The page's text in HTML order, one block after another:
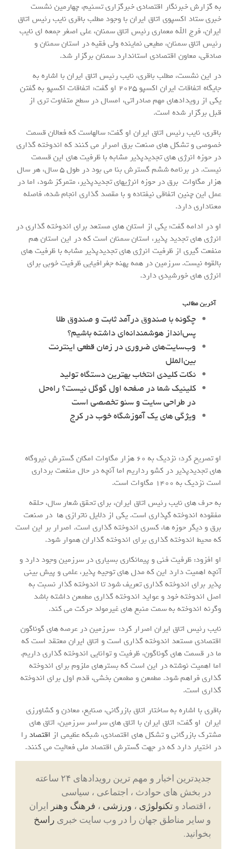
به گزارش خبرنگار اقتصادی خبرگزاری تسنیم، چهارمین نشست
خبری ستاد اکسپوی اتاق ایران با وجود مطلب باقری نایب رئیس اتاق
ایران، فرج الله معماری رئیس اتاق سمنان، علی اصغر جمعه ای نایب
رئیس اتاق سمنان، مطیعی نماینده ولی فقیه در استان سمنان و
صادقی، معاون اقتصادی استاندارد سمنان برگزار شد.
در این نشست، مطلب باقری، نایب رئیس اتاق ایران با اشاره به
جایگاه اتفاقات ایران اکسپو 2025 او گفت: اتفاقات اکسپو به گفتن
یکی از رویدادهای مهم صادراتی، امسال در سطح متفاوت تری از
قبل برگزار شده است.
باقری، نایب رئیس اتاق ایران او گفت: سالهاست که فعالان قسمت
خصوصی و تشکل های صنعت برق اصرار می کنند که اندوخته گذاری
در حوزه انرژی های تجدیدپذیر مشابه با ظرفیت های این قسمت
نیست. در برنامه ششم گسترش بنا می بود در طول 5 سال، هر سال
هزار مگاوات برق در حوزه انرژیهای تجدیدپذیر، متمرکز شود، اما در
عمل این چنین اتفاقی نیفتاده و با مقصد گذاری انجام شده، فاصله
معناداری دارد.
او در ادامه گفت: یکی از استان های مستعد برای اندوخته گذاری در
انرژی های تجدید پذیر، استان سمنان است که در این استان هم
منفعت گیری از ظرفیت انرژی های تجدیدپذیر مشابه با ظرفیت های
بالقوه نیست. سرزمین در همه پهنه جغرافیایی ظرفیت خوبی برای
انرژی های خورشیدی دارد.
آخرین مطالب
چگونه با صندوق درآمد ثابت و صندوق طلا
پس‌انداز هوشمندانه‌ای داشته باشیم؟
وب‌سایت‌های ضروری در زمان قطعی اینترنت
بین‌الملل
نکات کلیدی انتخاب بهترین دستگاه تولید
کلینیک شما در صفحه اول گوگل نیست؟ راه‌حل
در طراحی سایت و سئو تخصصی است
ویژگی های یک آموزشگاه خوب در کرج
او تصریح کرد: نزدیک به 60 هزار مگاوات امکان گسترش نیروگاه
های تجدیدپذیر در کشو رداریم اما آنچه در حال منفعت برداری
است نزدیک به 1400 مگاوات است.
به حرف های نایب رئیس اتاق ایران، برای تحقق شعار سال، حلقه
مفقوده اندوخته گپذاری است. یکی از دلایل ناترازی ها در صنعت
برق و دیگر حوزه ها، کسری اندوخته گذاری است. اصرار بر این است
که محیط اندوخته گذاری برای اندوخته گذاران هموار شود.
او افزود: ظرفیت فنی و پیمانکاری بسیاری در سرزمین وجود دارد و
آنچه اهمیت دارد این که مدل های توجیه پذیر، علمی و پیش بینی
پذیر برای اندوخته گذاری تعریف شود تا اندوخته گذار نسبت به
اصل اندوخته خود و عواید اندوخته گذاری مطمعن داشته باشد
وگرنه اندوخته به سمت منبع های غیرمولد حرکت می کند.
نایب رئیس اتاق ایران اصرار کرد: سرزمین در عرصه های گوناگون
اقتصادی مستعد اندوخته گذاری است و اتاق ایران معتقد است که
ما در قسمت های گوناگون، ظرفیت و توانایی اندوخته گذاری داریم.
اما اهمیت نوشته در این است که بسترهای ملزوم برای اندوخته
گذاری فراهم شود. مطمعن و مطمعن بخشی، قدم اول برای اندوخته
گذاری است.
باقری با اشاره به ساختار اتاق بازرگانی، صنایع، معادن و کشاورزی
ایران او گفت: اتاق ایران با اتاق های سراسر سرزمین، اتاق های
مشترک بازرگانی و تشکل های اقتصادی، شبکه عظیمی از اقتصاد را
در اختیار دارد که در جهت گسترش اقتصاد ملی فعالیت می کنند.
جدیدترین اخبار و مهم ترین رویدادهای ۲۴ ساعته
در بخش های حوادث ، اجتماعی ، سیاسی
، اقتصاد و تکنولوژی ، ورزشی ، فرهنگ وهنر ایران
و سایر مناطق جهان را در وب سایت خبری راسخ
بخوانید.